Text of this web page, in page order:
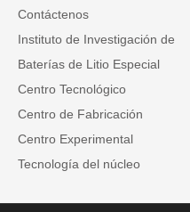
Contáctenos
Instituto de Investigación de
Baterías de Litio Especial
Centro Tecnológico
Centro de Fabricación
Centro Experimental
Tecnología del núcleo